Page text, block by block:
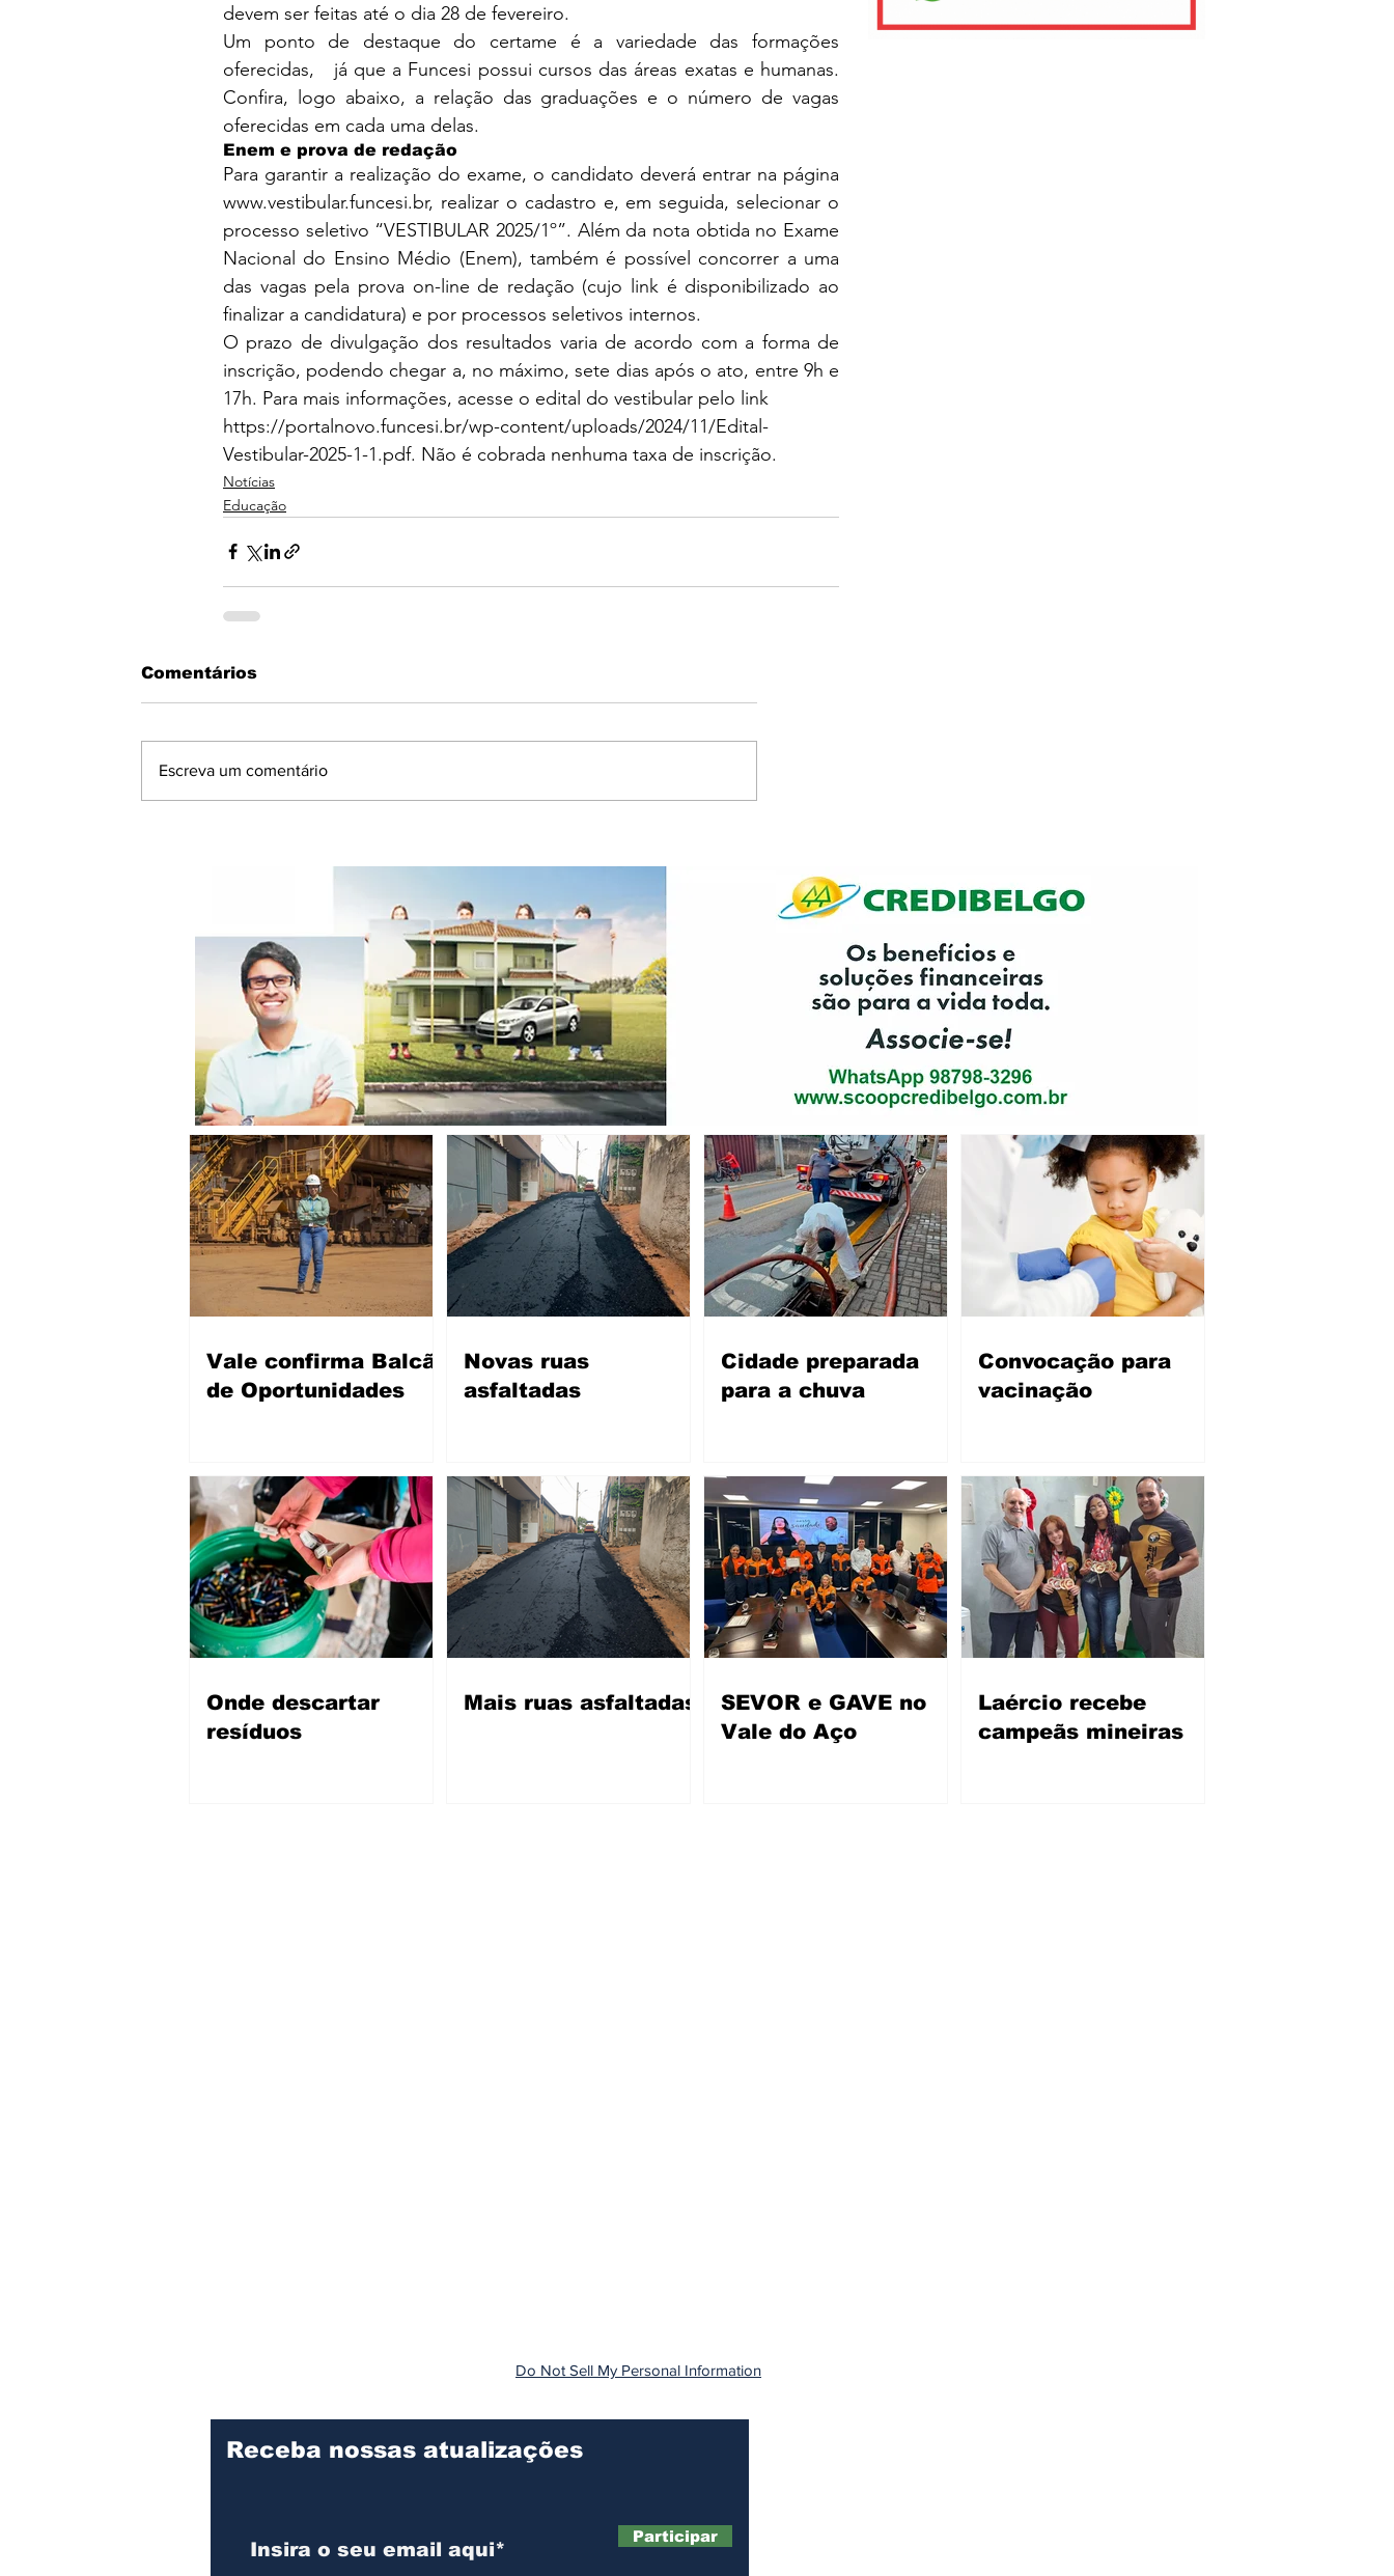
devem ser feitas até o dia 28 de fevereiro.
Um ponto de destaque do certame é a variedade das formações
oferecidas,   já que a Funcesi possui cursos das áreas exatas e humanas.
Confira, logo abaixo, a relação das graduações e o número de vagas
oferecidas em cada uma delas.
Enem e prova de redação
www.vestibular.funcesi.br, realizar o cadastro e, em seguida, selecionar o
processo seletivo “VESTIBULAR 2025/1º”. Além da nota obtida no Exame
Nacional do Ensino Médio (Enem), também é possível concorrer a uma
das vagas pela prova on-line de redação (cujo link é disponibilizado ao
finalizar a candidatura) e por processos seletivos internos.
O prazo de divulgação dos resultados varia de acordo com a forma de
inscrição, podendo chegar a, no máximo, sete dias após o ato, entre 9h e
17h. Para mais informações, acesse o edital do vestibular pelo link
https://portalnovo.funcesi.br/wp-content/uploads/2024/11/Edital-
Vestibular-2025-1-1.pdf. Não é cobrada nenhuma taxa de inscrição.
Notícias
Educação
Comentários
Escreva um comentário
Vale confirma Balcão
de Oportunidades
Novas ruas
asfaltadas
Cidade preparada
para a chuva
Convocação para
vacinação
Onde descartar
resíduos
Mais ruas asfaltadas
SEVOR e GAVE no
Vale do Aço
Laércio recebe
campeãs mineiras
Do Not Sell My Personal Information
Receba nossas atualizações
Participar